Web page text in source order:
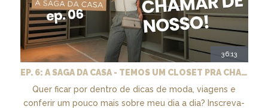
36:13
EP. 6: A SAGA DA CASA - TEMOS UM CLOSET PRA CHAMAR DE NOSSO + MARCENARIA E PAISAGISMO
Quer ficar por dentro de dicas de moda, viagens e
conferir um pouco mais sobre meu dia a dia? Inscreva-